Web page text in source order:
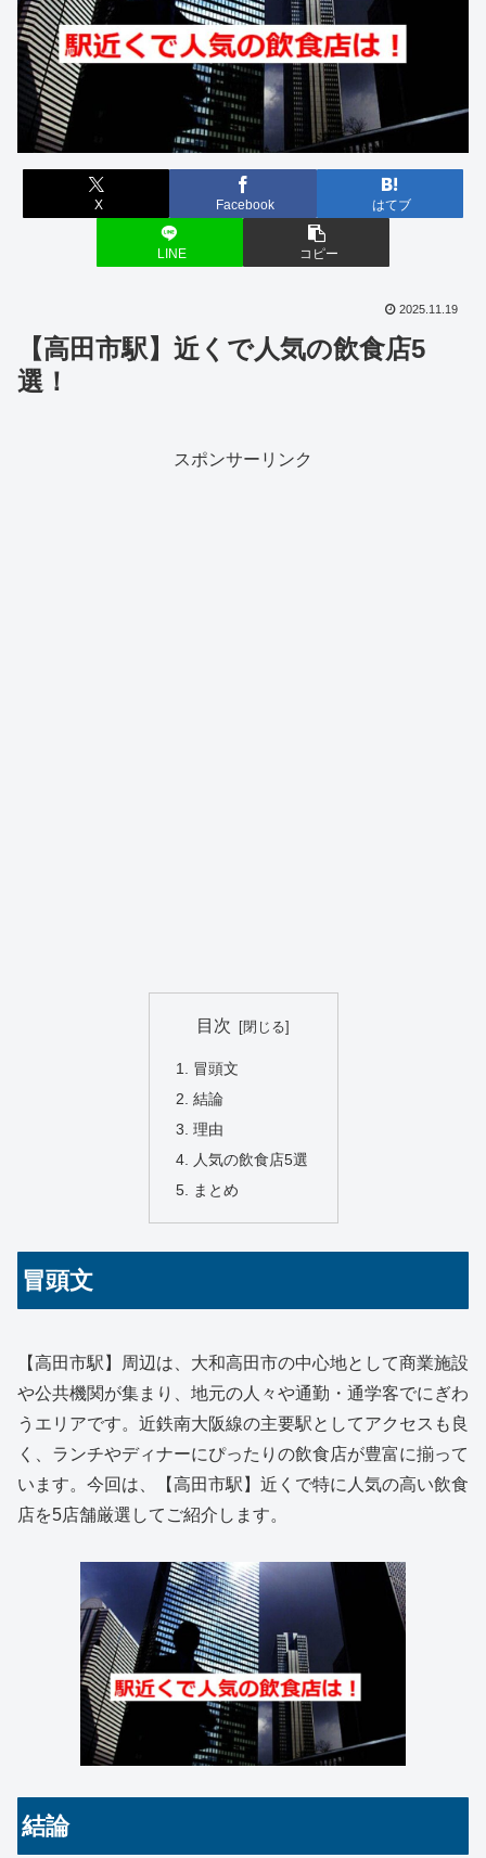
X Facebook はてブ
LINE コピー
2025.11.19
【高田市駅】近くで人気の飲食店5
選！
スポンサーリンク
目次
冒頭文
結論
理由
人気の飲食店5選
まとめ
冒頭文
【高田市駅】周辺は、大和高田市の中心地として商業施設
や公共機関が集まり、地元の人々や通勤・通学客でにぎわ
うエリアです。近鉄南大阪線の主要駅としてアクセスも良
く、ランチやディナーにぴったりの飲食店が豊富に揃って
います。今回は、【高田市駅】近くで特に人気の高い飲食
店を5店舗厳選してご紹介します。
結論